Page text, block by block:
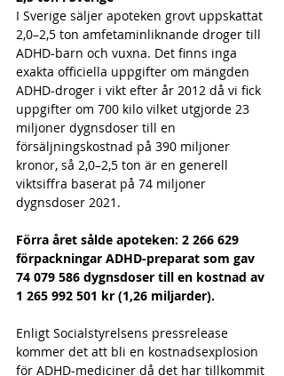
I Sverige säljer apoteken grovt uppskattat
2,0–2,5 ton amfetaminliknande droger till
ADHD-barn och vuxna. Det finns inga
exakta officiella uppgifter om mängden
ADHD-droger i vikt efter år 2012 då vi fick
uppgifter om 700 kilo vilket utgjorde 23
miljoner dygnsdoser till en
försäljningskostnad på 390 miljoner
kronor, så 2,0–2,5 ton är en generell
viktsiffra baserat på 74 miljoner
dygnsdoser 2021.
Förra året sålde apoteken: 2 266 629
förpackningar ADHD-preparat som gav
74 079 586 dygnsdoser till en kostnad av
1 265 992 501 kr (1,26 miljarder).
Enligt Socialstyrelsens pressrelease
kommer det att bli en kostnadsexplosion
för ADHD-mediciner då det har tillkommit